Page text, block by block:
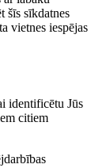
šīs sīkdatnes
vietnes iespējas
identificētu Jūs
citiem